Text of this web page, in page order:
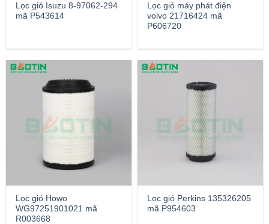
Lọc gió Isuzu 8-97062-294
mã P543614
Lọc gió máy phát điện
volvo 21716424 mã
P606720
Lọc gió Howo
WG97251901021 mã
R003668
Lọc gió Perkins 135326205
mã P954603